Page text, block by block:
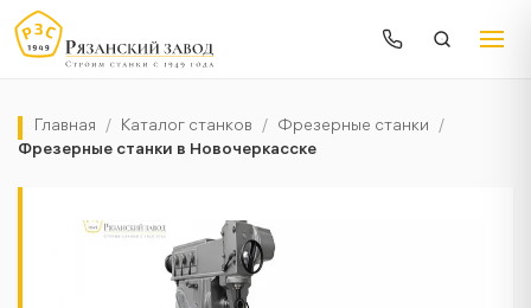
Главная / Каталог станков / Фрезерные станки /
Фрезерные станки в Новочеркасске